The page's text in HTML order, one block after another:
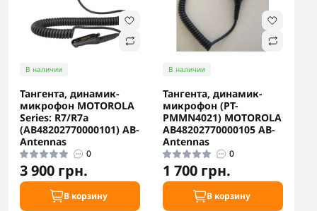
В наличии
Тангента, динамик-
микрофон MOTOROLA
Series: R7/R7a
(АB48202770000101) AB-
Antennas
0
3 900 грн.
В корзину
В наличии
Тангента, динамик-
микрофон (PT-
PMMN4021) MOTOROLA
АB48202770000105 AB-
Antennas
0
1 700 грн.
В корзину